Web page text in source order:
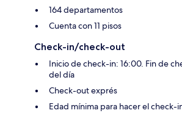
164 departamentos
Cuenta con 11 pisos
Check-in/check-out
Inicio de check-in: 16:00. Fin de
del día
Check-out exprés
Edad mínima para hacer el check-